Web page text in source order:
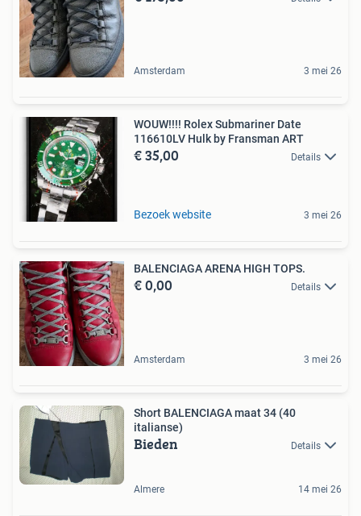
Amsterdam 3 mei 26
WOUW!!!! Rolex Submariner Date
116610LV Hulk by Fransman ART
€ 35,00 Details
Bezoek website 3 mei 26
BALENCIAGA ARENA HIGH TOPS.
€ 0,00 Details
Amsterdam 3 mei 26
Short BALENCIAGA maat 34 (40
italianse)
Bieden Details
Almere 14 mei 26